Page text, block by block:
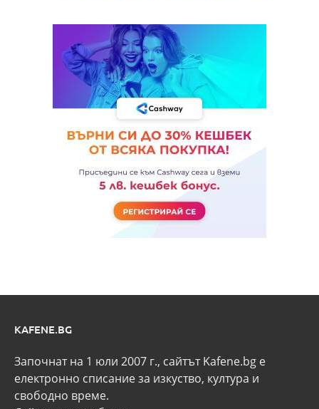
KAFENE.BG
Започнат на 1 юли 2007 г., сайтът Kafene.bg e
eлектронно списание за изкуство, култура и
свободно време.